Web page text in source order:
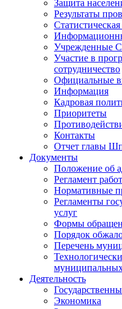
Защита
Результаты
Учрежденные
Участие в
сотрудничество
Официальные
Информация
Кадровая
Приоритеты
Контакты
Отчет главы
Документы
Положение об
Регламент
Нормативные
Регламенты
услуг
Формы
Порядок
Перечень
Деятельность
Экономика